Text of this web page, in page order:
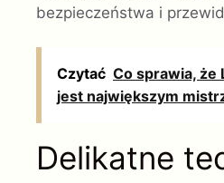
bezpieczeństwa i
Czytać Co sprawia, że
jest największym
Delikatne